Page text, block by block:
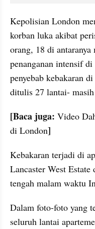
Kepolisian London
korban luka akibat
orang, 18 di
penanganan intensif
penyebab kebakaran
ditulis 27 lantai-
[Baca juga: Video
di London]
Kebakaran terjadi di
Lancaster West
tengah malam waktu
Dalam foto-foto yang
seluruh lantai